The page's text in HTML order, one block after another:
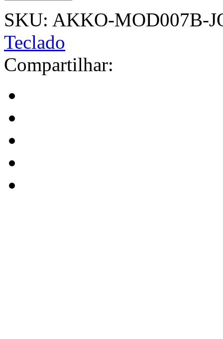
SKU: AKKO-MOD007B-
Teclado
Compartilhar: